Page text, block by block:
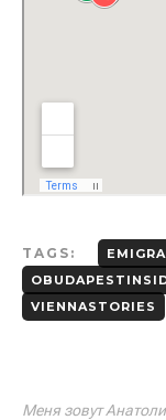
TAGS:
VIENNASTORIES
Меня зовут